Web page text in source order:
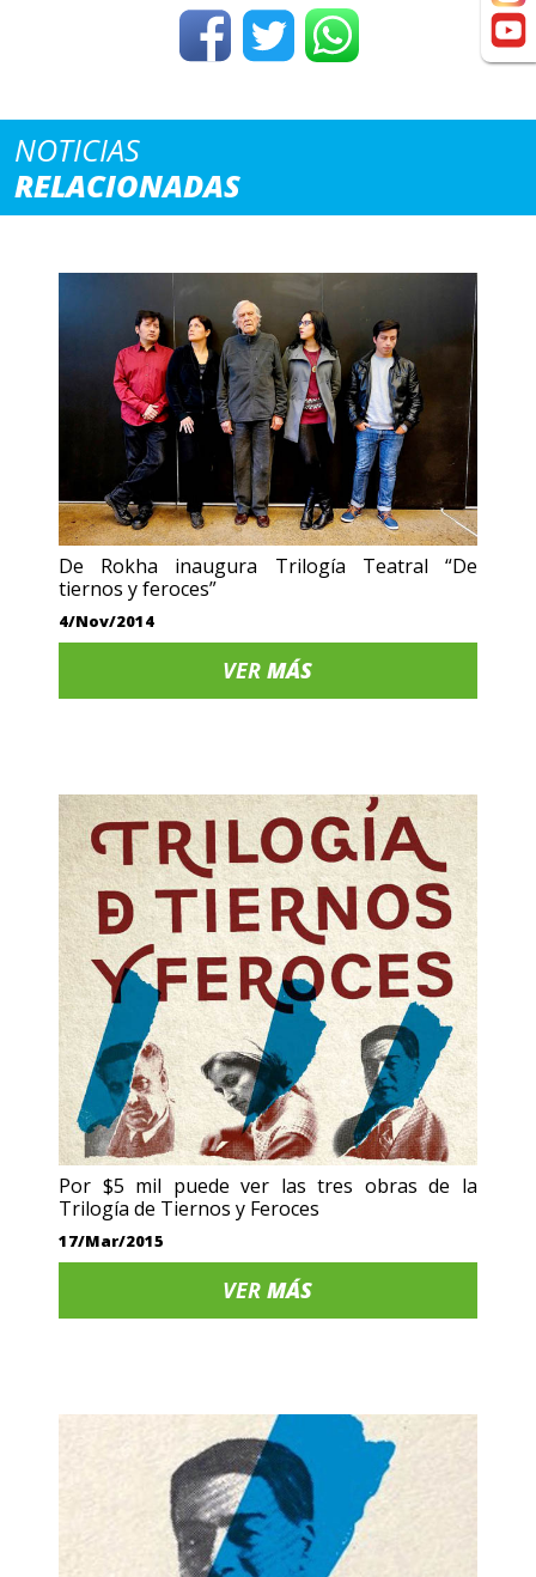
NOTICIAS
RELACIONADAS
De Rokha inaugura Trilogía Teatral “De
tiernos y feroces”
4/Nov/2014
VERMÁS
Por $5 mil puede ver las tres obras de la
Trilogía de Tiernos y Feroces
17/Mar/2015
VERMÁS